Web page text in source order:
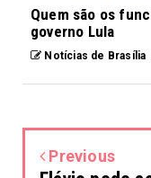
Quem são os
governo Lula
Notícias de Brasília
Previous